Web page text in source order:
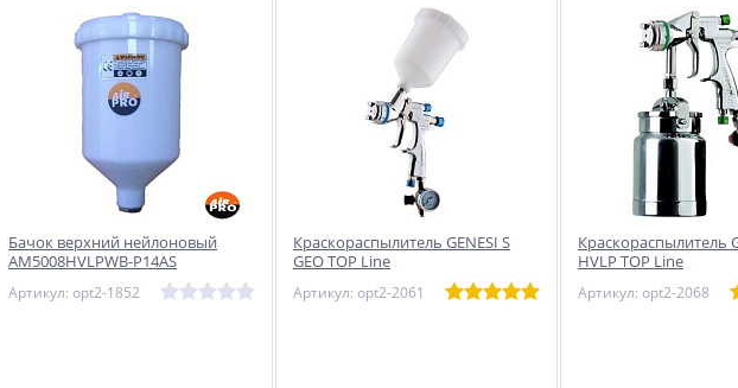
Бачок верхний нейлоновый
AM5008HVLPWB-P14AS
Артикул: opt2-1852
Краскораспылитель GENESI S
GEO TOP Line
Артикул: opt2-2061
Краскораспылитель
HVLP TOP Line
Артикул: opt2-2068